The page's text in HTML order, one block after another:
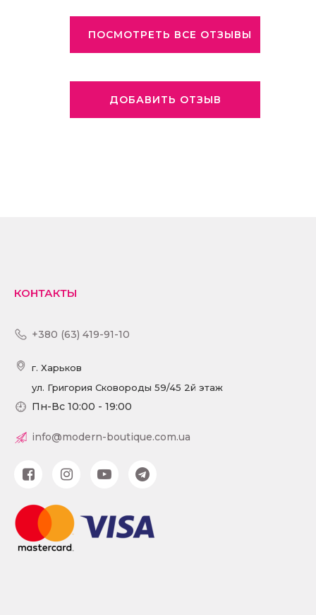
ПОСМОТРЕТЬ ВСЕ ОТЗЫВЫ
ДОБАВИТЬ ОТЗЫВ
КОНТАКТЫ
+380 (63) 419-91-10
г. Харьков
ул. Григория Сковороды 59/45 2й этаж
Пн-Вс 10:00 - 19:00
info@modern-boutique.com.ua